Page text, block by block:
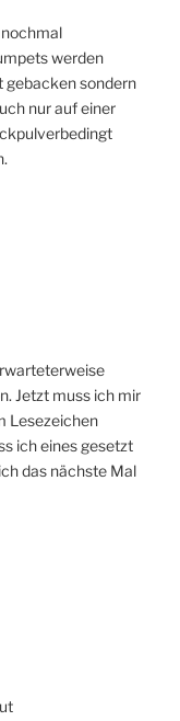
werden
gebacken sondern
nur auf einer
Jetzt muss ich mir
Lesezeichen
ich eines gesetzt
das nächste Mal